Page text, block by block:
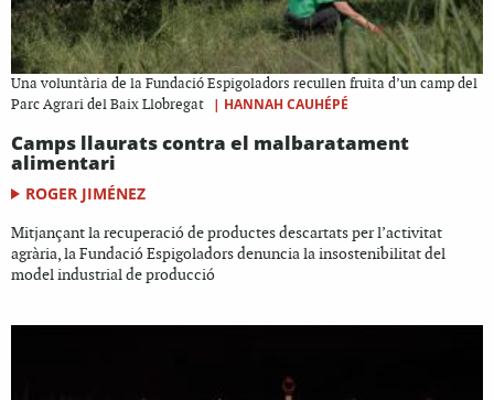
Una voluntària de la Fundació Espigoladors recullen fruita d’un camp del
Parc Agrari del Baix Llobregat
| HANNAH CAUHÉPÉ
Camps llaurats contra el malbaratament
alimentari
ROGER JIMÉNEZ
Mitjançant la recuperació de productes descartats per l’activitat
agrària, la Fundació Espigoladors denuncia la insostenibilitat del
model industrial de producció